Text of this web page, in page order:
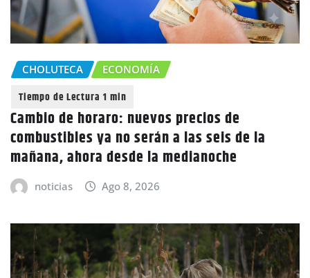
CHOLUTECA ECONOMÍA
Cambio de horaro: nuevos precios de
combustibles ya no serán a las seis de la
mañana, ahora desde la medianoche
noticias Ago 8, 2026